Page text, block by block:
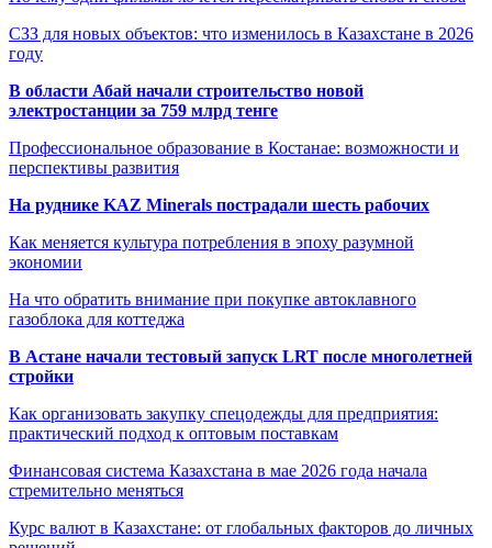
СЗЗ для новых объектов: что изменилось в Казахстане в 2026
году
В области Абай начали строительство новой
электростанции за 759 млрд тенге
Профессиональное образование в Костанае: возможности и
перспективы развития
На руднике KAZ Minerals пострадали шесть рабочих
Как меняется культура потребления в эпоху разумной
экономии
На что обратить внимание при покупке автоклавного
газоблока для коттеджа
В Астане начали тестовый запуск LRT после многолетней
стройки
Как организовать закупку спецодежды для предприятия:
практический подход к оптовым поставкам
Финансовая система Казахстана в мае 2026 года начала
стремительно меняться
Курс валют в Казахстане: от глобальных факторов до личных